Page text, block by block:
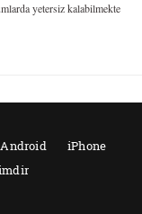
yetersiz kalabilmekte
Android
iPhone